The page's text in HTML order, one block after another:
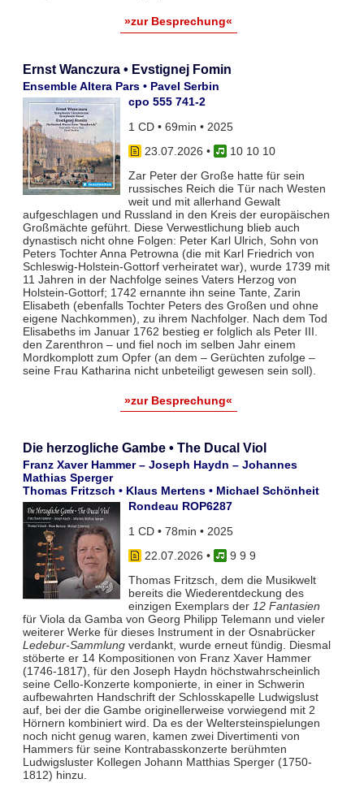
»zur Besprechung«
Ernst Wanczura • Evstignej Fomin
Ensemble Altera Pars • Pavel Serbin
cpo 555 741-2
1 CD • 69min • 2025
23.07.2026 •
10 10 10
Zar Peter der Große hatte für sein
russisches Reich die Tür nach Westen
weit und mit allerhand Gewalt
aufgeschlagen und Russland in den Kreis der europäischen
Großmächte geführt. Diese Verwestlichung blieb auch
dynastisch nicht ohne Folgen: Peter Karl Ulrich, Sohn von
Peters Tochter Anna Petrowna (die mit Karl Friedrich von
Schleswig-Holstein-Gottorf verheiratet war), wurde 1739 mit
11 Jahren in der Nachfolge seines Vaters Herzog von
Holstein-Gottorf; 1742 ernannte ihn seine Tante, Zarin
Elisabeth (ebenfalls Tochter Peters des Großen und ohne
eigene Nachkommen), zu ihrem Nachfolger. Nach dem Tod
Elisabeths im Januar 1762 bestieg er folglich als Peter III.
den Zarenthron – und fiel noch im selben Jahr einem
Mordkomplott zum Opfer (an dem – Gerüchten zufolge –
seine Frau Katharina nicht unbeteiligt gewesen sein soll).
»zur Besprechung«
Die herzogliche Gambe • The Ducal Viol
Franz Xaver Hammer – Joseph Haydn – Johannes
Mathias Sperger
Thomas Fritzsch • Klaus Mertens • Michael Schönheit
Rondeau ROP6287
1 CD • 78min • 2025
22.07.2026 •
9 9 9
Thomas Fritzsch, dem die Musikwelt
bereits die Wiederentdeckung des
einzigen Exemplars der 12 Fantasien
für Viola da Gamba von Georg Philipp Telemann und vieler
weiterer Werke für dieses Instrument in der Osnabrücker
Ledebur-Sammlungverdankt, wurde erneut fündig. Diesmal
stöberte er 14 Kompositionen von Franz Xaver Hammer
(1746-1817), für den Joseph Haydn höchstwahrscheinlich
seine Cello-Konzerte komponierte, in einer in Schwerin
aufbewahrten Handschrift der Schlosskapelle Ludwigslust
auf, bei der die Gambe originellerweise vorwiegend mit 2
Hörnern kombiniert wird. Da es der Weltersteinspielungen
noch nicht genug waren, kamen zwei Divertimenti von
Hammers für seine Kontrabasskonzerte berühmten
Ludwigsluster Kollegen Johann Matthias Sperger (1750-
1812) hinzu.